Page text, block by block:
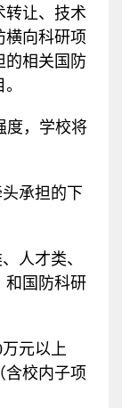
转让、技术
横向科研项
的相关国防
度，学校将
承担的下
人才类、
和国防科研
万元以上
含校内子项